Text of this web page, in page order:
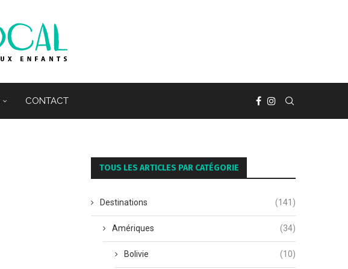
CONTACT
TOUS LES ARTICLES PAR CATÉGORIE
Destinations (141)
Amériques (34)
Bolivie (10)